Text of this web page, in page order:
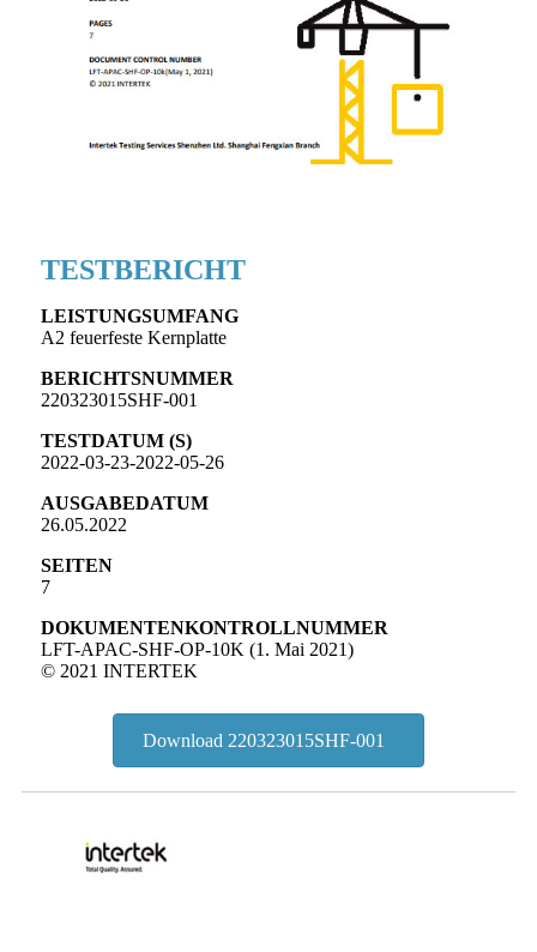
TESTBERICHT
LEISTUNGSUMFANG
A2 feuerfeste Kernplatte
BERICHTSNUMMER
220323015SHF-001
TESTDATUM (S)
2022-03-23-2022-05-26
AUSGABEDATUM
26.05.2022
SEITEN
7
DOKUMENTENKONTROLLNUMMER
LFT-APAC-SHF-OP-10K (1. Mai 2021)
© 2021 INTERTEK
Download 220323015SHF-001